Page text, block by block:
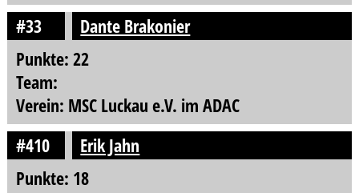
#33
Dante Brakonier
Punkte: 22
Team:
Verein: MSC Luckau e.V. im ADAC
#410
Erik Jahn
Punkte: 18